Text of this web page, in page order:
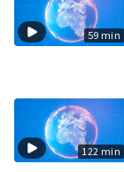
59 min
122 min